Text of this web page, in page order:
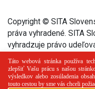
Copyright © SITA
práva vyhradené. SITA
vyhradzuje právo